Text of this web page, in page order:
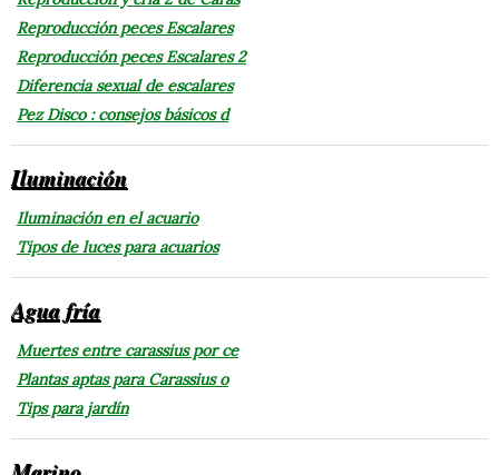
Reproducción peces Escalares
Reproducción peces Escalares 2
Diferencia sexual de escalares
Pez Disco : consejos básicos d
Iluminación
Iluminación en el acuario
Tipos de luces para acuarios
Agua fría
Muertes entre carassius por ce
Plantas aptas para Carassius o
Tips para jardín